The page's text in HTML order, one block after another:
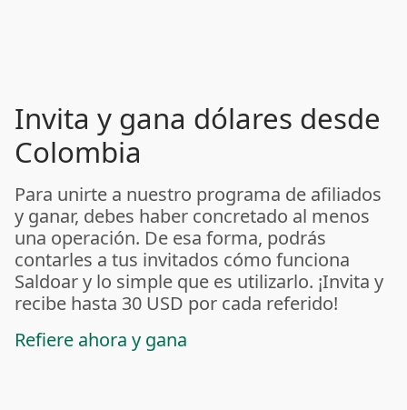
Invita y gana dólares desde
Colombia
Para unirte a nuestro programa de afiliados
y ganar, debes haber concretado al menos
una operación. De esa forma, podrás
contarles a tus invitados cómo funciona
Saldoar y lo simple que es utilizarlo. ¡Invita y
recibe hasta 30 USD por cada referido!
Refiere ahora y gana